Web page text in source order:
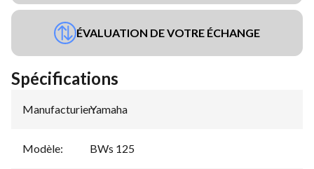
ÉVALUATION DE VOTRE ÉCHANGE
Spécifications
Manufacturier:
Yamaha
Modèle: BWs 125